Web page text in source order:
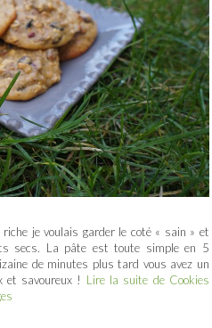
riche je voulais garder le coté « sain » et
secs. La pâte est toute simple en 5
de minutes plus tard vous avez un
et savoureux ! Lire la suite de Cookies